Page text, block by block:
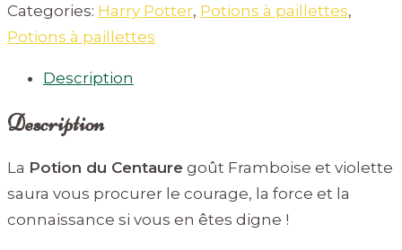
Categories: Harry Potter, Potions à paillettes,
Potions à paillettes
Description
Description
La Potion du Centaure goût Framboise et violette
saura vous procurer le courage, la force et la
connaissance si vous en êtes digne !